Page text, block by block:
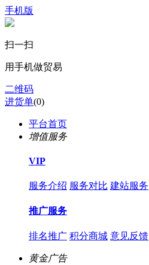
手机版
扫一扫
用手机做贸易
二维码
进货单(0)
平台首页
增值服务
VIP
服务介绍 服务对比 建站服务
推广服务
排名推广 积分商城 意见反馈
黄金广告